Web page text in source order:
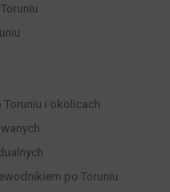
i okolicach
po Toruniu